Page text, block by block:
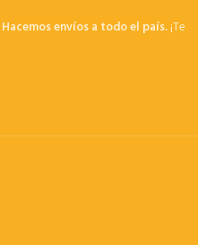
Hacemos envíos a todo el país.¡Te